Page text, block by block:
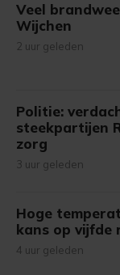
Veel
Wijchen
2 uur geleden
Politie:
steekpartijen
zorg
3 uur geleden
Hoge
kans op
4 uur geleden